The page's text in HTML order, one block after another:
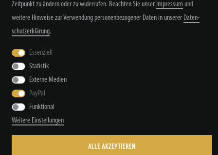
Daten­schutz­erklärung
Zeitpunkt zu ändern oder zu widerrufen. Beachten Sie unser Impressum und
weitere Hinweise zur Verwendung personenbezogener Daten in unserer Daten­
schutz­erklärung.
Essenziell
Statistik
Externe Medien
PayPal
Funktional
Weitere Einstellungen
ALLE AKZEPTIEREN